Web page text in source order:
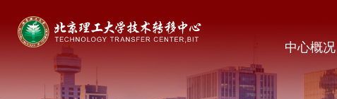
中心概况